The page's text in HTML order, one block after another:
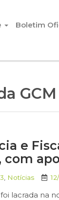
Boletim
e
com
Notícias
lacrada na